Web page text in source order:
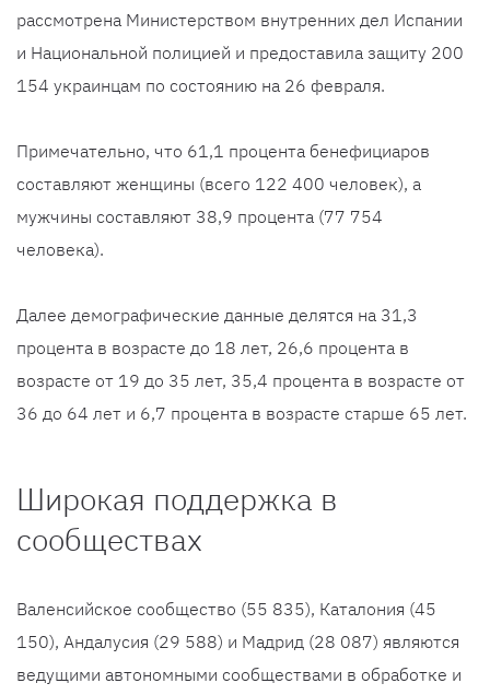
рассмотрена Министерством внутренних дел Испании
и Национальной полицией и предоставила защиту 200
154 украинцам по состоянию на 26 февраля.
Примечательно, что 61,1 процента бенефициаров
составляют женщины (всего 122 400 человек), а
мужчины составляют 38,9 процента (77 754
человека).
Далее демографические данные делятся на 31,3
процента в возрасте до 18 лет, 26,6 процента в
возрасте от 19 до 35 лет, 35,4 процента в возрасте от
36 до 64 лет и 6,7 процента в возрасте старше 65 лет.
Широкая поддержка в
сообществах
Валенсийское сообщество (55 835), Каталония (45
150), Андалусия (29 588) и Мадрид (28 087) являются
ведущими автономными сообществами в обработке и